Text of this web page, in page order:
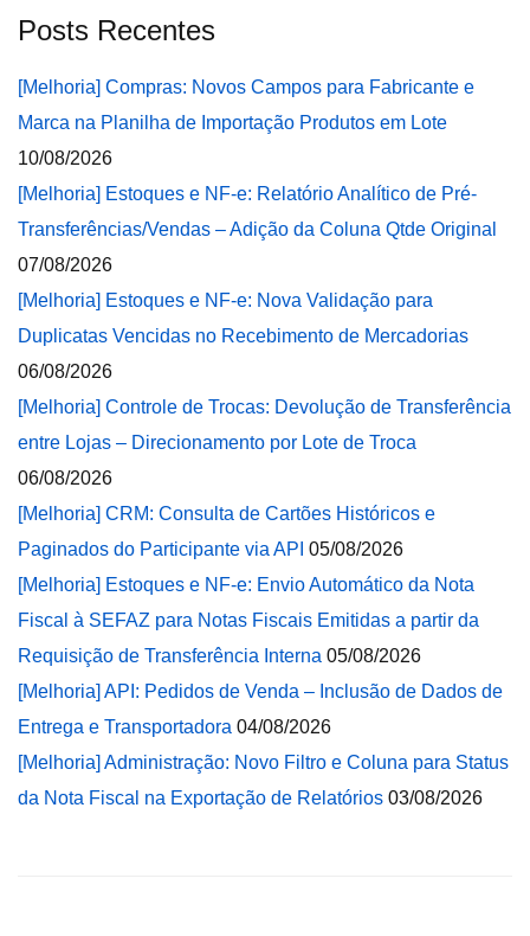
Posts Recentes
[Melhoria] Compras: Novos Campos para Fabricante e
Marca na Planilha de Importação Produtos em Lote
10/08/2026
[Melhoria] Estoques e NF-e: Relatório Analítico de Pré-
Transferências/Vendas – Adição da Coluna Qtde Original
07/08/2026
[Melhoria] Estoques e NF-e: Nova Validação para
Duplicatas Vencidas no Recebimento de Mercadorias
06/08/2026
[Melhoria] Controle de Trocas: Devolução de Transferência
entre Lojas – Direcionamento por Lote de Troca
06/08/2026
[Melhoria] CRM: Consulta de Cartões Históricos e
Paginados do Participante via API 05/08/2026
[Melhoria] Estoques e NF-e: Envio Automático da Nota
Fiscal à SEFAZ para Notas Fiscais Emitidas a partir da
Requisição de Transferência Interna 05/08/2026
[Melhoria] API: Pedidos de Venda – Inclusão de Dados de
Entrega e Transportadora 04/08/2026
[Melhoria] Administração: Novo Filtro e Coluna para Status
da Nota Fiscal na Exportação de Relatórios 03/08/2026